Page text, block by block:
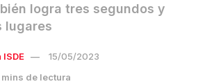
logra tres segundos y
lugares
15/05/2023
de lectura